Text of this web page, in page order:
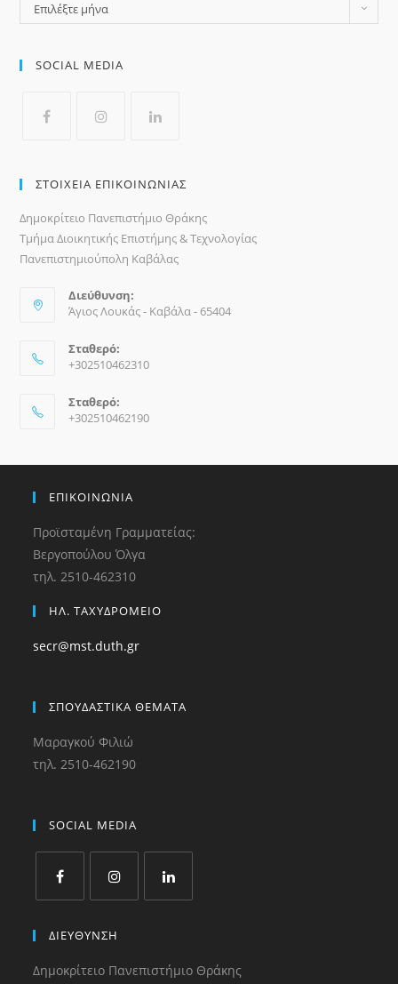
Επιλέξτε μήνα
SOCIAL MEDIA
ΣΤΟΙΧΕΙΑ ΕΠΙΚΟΙΝΩΝΙΑΣ
Δημοκρίτειο Πανεπιστήμιο Θράκης
Τμήμα Διοικητικής Επιστήμης & Τεχνολογίας
Πανεπιστημιούπολη Καβάλας
Διεύθυνση:
Άγιος Λουκάς - Καβάλα - 65404
Σταθερό:
+302510462310
Σταθερό:
+302510462190
ΕΠΙΚΟΙΝΩΝΙΑ
Προϊσταμένη Γραμματείας:
Βεργοπούλου Όλγα
τηλ. 2510-462310
ΗΛ. ΤΑΧΥΔΡΟΜΕΙΟ
secr@mst.duth.gr
ΣΠΟΥΔΑΣΤΙΚΑ ΘΕΜΑΤΑ
Μαραγκού Φιλιώ
τηλ. 2510-462190
SOCIAL MEDIA
ΔΙΕΥΘΥΝΣΗ
Δημοκρίτειο Πανεπιστήμιο Θράκης